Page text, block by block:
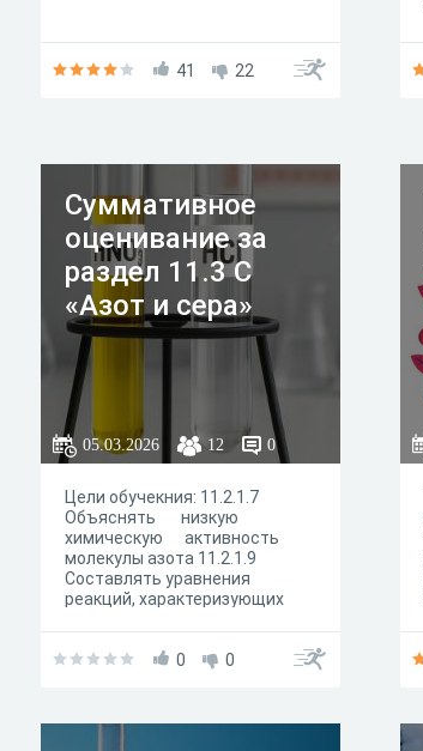
41 22
Суммативное
оценивание за
раздел 11.3 С
«Азот и сера»
05.03.2026 12 0
Цели обучекния: 11.2.1.7
Объяснять низкую
химическую активность
молекулы азота 11.2.1.9
Составлять уравнения
реакций, характеризующих
водного раствора 11.2.1.14
свойства сероводорода
0 0